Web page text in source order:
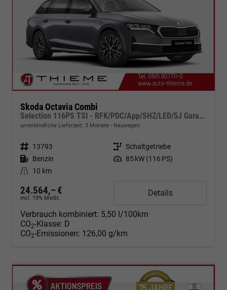
Skoda Octavia Combi
Selection 116PS TSI - RFK/PDC/App/SHZ/LED/5J Garantie
unverbindliche Lieferzeit: 3 Monate Neuwagen
Fahrzeugnr. 13793 Getriebe Schaltgetriebe
Kraftstoff Benzin Leistung 85 kW (116 PS)
Kilometerstand
10 km
24.564,– €
incl. 19% MwSt.
Details
Verbrauch kombiniert: 5,50 l/100km
CO2-Klasse: D
CO2-Emissionen: 126,00 g/km